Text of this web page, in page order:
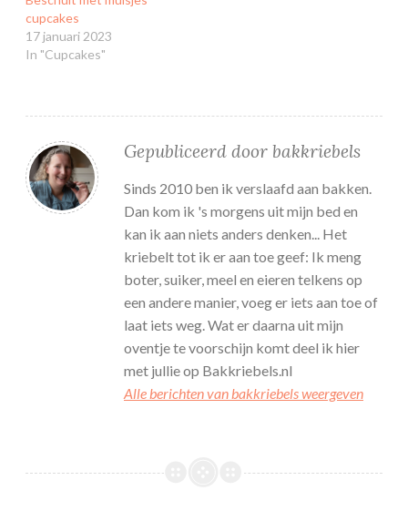
cupcakes
17 januari 2023
In "Cupcakes"
Gepubliceerd door bakkriebels
Sinds 2010 ben ik verslaafd aan bakken.
Dan kom ik 's morgens uit mijn bed en
kan ik aan niets anders denken... Het
kriebelt tot ik er aan toe geef: Ik meng
boter, suiker, meel en eieren telkens op
een andere manier, voeg er iets aan toe of
laat iets weg. Wat er daarna uit mijn
oventje te voorschijn komt deel ik hier
met jullie op Bakkriebels.nl
Alle berichten van bakkriebels weergeven